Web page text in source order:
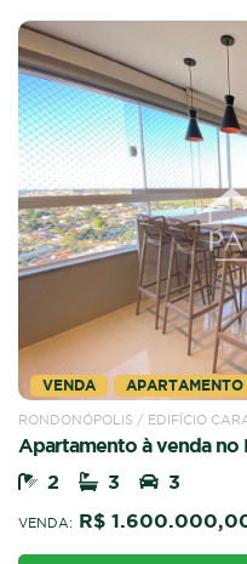
VENDA APARTAMENTO
RONDONÓPOLIS / EDIFÍCIO
Apartamento à venda no
2
3 3
VENDA: R$